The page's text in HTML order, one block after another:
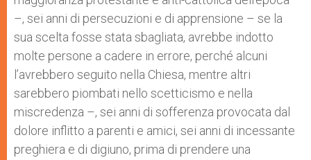
–, sei anni di persecuzioni e di apprensione – se la
sua scelta fosse stata sbagliata, avrebbe indotto
molte persone a cadere in errore, perché alcuni
l’avrebbero seguito nella Chiesa, mentre altri
sarebbero piombati nello scetticismo e nella
miscredenza –, sei anni di sofferenza provocata dal
dolore inflitto a parenti e amici, sei anni di incessante
preghiera e di digiuno, prima di prendere una